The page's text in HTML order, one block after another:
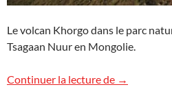
Le volcan Khorgo dans le parc
Tsagaan Nuur en Mongolie.
Continuer la lecture de Voyage
→